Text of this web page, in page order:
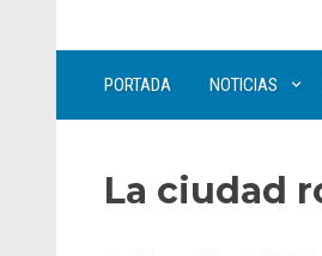
PORTADA NOTICIAS
La ciudad